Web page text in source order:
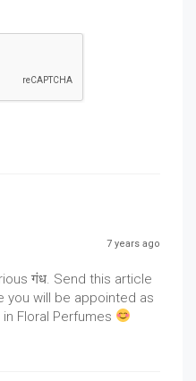
7 years ago
गंध. Send this article
you will be appointed as
Floral Perfumes